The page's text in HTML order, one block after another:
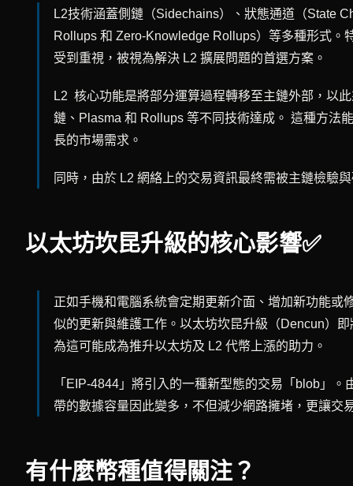
L2技術涵蓋側鏈（Sidechains）、狀態通道（State
Rollups 和 Zero-Knowledge Rollups）等多種形式
受到重視，被視為解決 L2 擴展問題的首選方案。
L2 核心功能是將部分運算過程轉移至主鏈外部，以
鏈、Plasma 和 Rollups 等不同技術達成。 這種方法
長的市場需求。
同時，由於 L2 網絡上的交易資訊最終需被主鏈檢驗
以太坊坎昆升級的核心影響✅
正如手機和電腦系統會定期更新介面、增加新功能
似的更新與維護工作。以太坊坎昆升級（Dencun）
為這可能成為推升以太坊及 L2 代幣上漲的助力。
「EIP-4844」將引入的一種新型態的交易「blob」
帶的數據容量因此變多，不但減少網路擁堵，更讓交
有什麼幣種值得關注？